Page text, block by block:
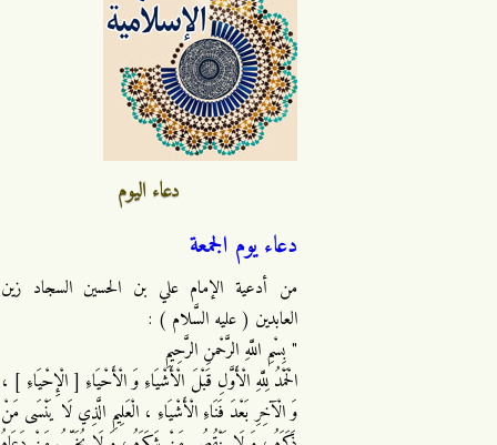
دعاء اليوم
دعاء يوم الجمعة
من أدعية الإمام علي بن الحسين السجاد زين
العابدين ( عليه السَّلام ) :
" بِسْمِ اللَّهِ الرَّحْمنِ الرَّحِيمِ
الْحَمْدُ لِلَّهِ الْأَوَّلِ قَبْلَ الْأَشْيَاءِ وَ الْأَحْيَاءِ [ الْإِحْيَاءِ ] ،
وَ الْآخِرِ بَعْدَ فَنَاءِ الْأَشْيَاءِ ، الْعَلِيمِ الَّذِي لَا يَنْسَى مَنْ